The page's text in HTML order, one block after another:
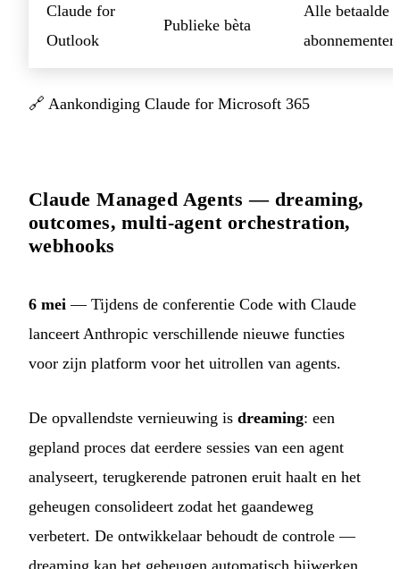
Claude for
Outlook
Publieke bèta
Alle betaalde
abonnementen
🔗 Aankondiging Claude for Microsoft 365
Claude Managed Agents — dreaming,
outcomes, multi-agent orchestration,
webhooks
6 mei — Tijdens de conferentie Code with Claude
lanceert Anthropic verschillende nieuwe functies
voor zijn platform voor het uitrollen van agents.
De opvallendste vernieuwing is dreaming: een
gepland proces dat eerdere sessies van een agent
analyseert, terugkerende patronen eruit haalt en het
geheugen consolideert zodat het gaandeweg
verbetert. De ontwikkelaar behoudt de controle —
dreaming kan het geheugen automatisch bijwerken